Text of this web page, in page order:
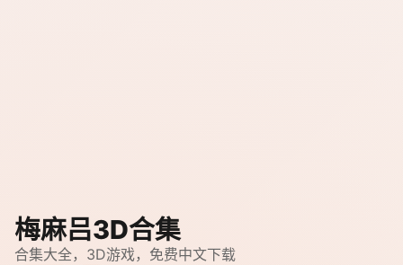
梅麻吕3D合集
合集大全，3D游戏，免费中文下载